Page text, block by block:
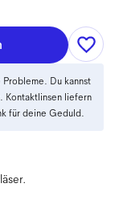
Du kannst
Kontaktlinsen liefern
für deine Geduld.